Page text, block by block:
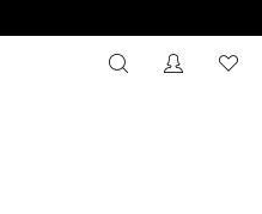
搜索 没有注